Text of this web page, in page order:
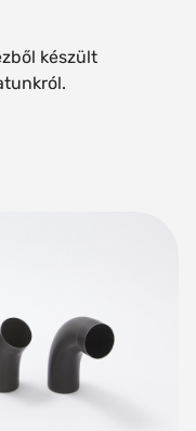
készült